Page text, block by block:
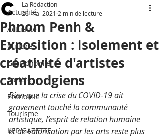
Actualité
Actualité
Culture
Gastronomie
Société
Economie
Tourisme
KEP GAZETTE
Phnom Penh &
Exposition : Isolement et
créativité d'artistes
cambodgiens
La Rédaction
26 mai 2021 2 min de lecture
Bien que la crise du COVID-19 ait
gravement touché la communauté
artistique, l’esprit de relation humaine
et de valorisation par les arts reste plus